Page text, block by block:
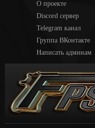
О проекте
Discord сервер
Telegram канал
Группа ВКонтакте
Написать админам